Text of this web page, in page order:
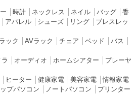
時計│ ネックレス ネイル│ バッグ│ 香
アパレル│ シューズ│ リング│ ブレスレッ
ラック AVラック チェア ベッド バス
オーディオ ホームシアター
プレーヤ
ヒーター 健康家電│ 美容家電│情報家電
プパソコン ノートパソコン
プリンター